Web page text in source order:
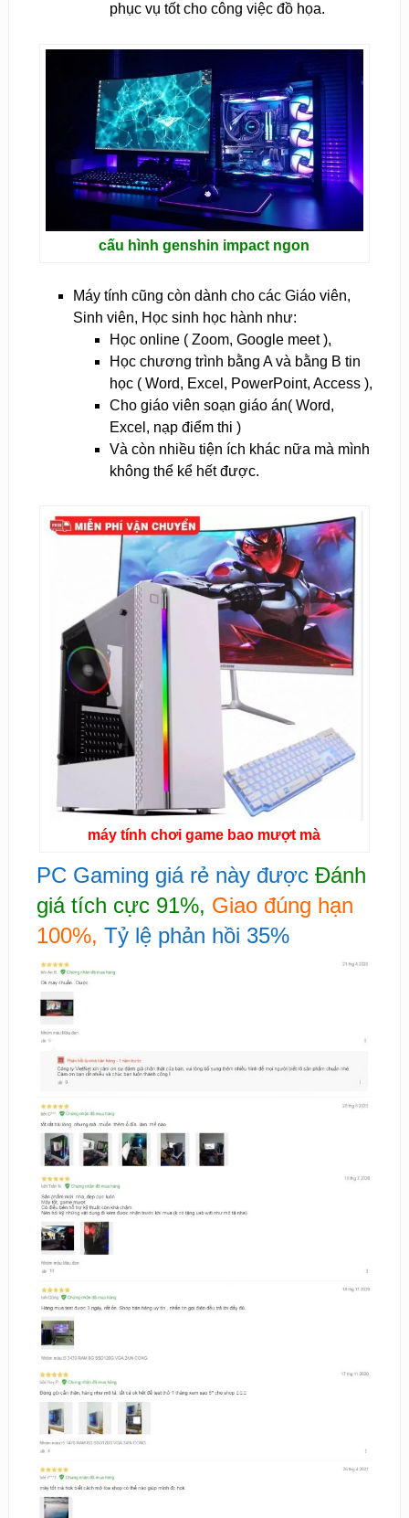
phục vụ tốt cho công việc đồ họa.
cấu hình genshin impact ngon
Máy tính cũng còn dành cho các Giáo viên,
Sinh viên, Học sinh học hành như:
Học online ( Zoom, Google meet ),
Học chương trình bằng A và bằng B tin
học ( Word, Excel, PowerPoint, Access ),
Cho giáo viên soạn giáo án( Word,
Excel, nạp điểm thi )
Và còn nhiều tiện ích khác nữa mà mình
không thể kể hết được.
máy tính chơi game bao mượt mà
PC Gaming giá rẻ này được Đánh
giá tích cực 91%, Giao đúng hạn
100%, Tỷ lệ phản hồi 35%